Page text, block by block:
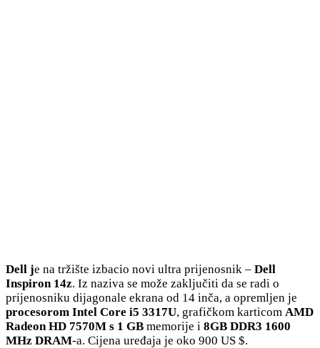
Dell je na tržište izbacio novi ultra prijenosnik – Dell
Inspiron 14z. Iz naziva se može zaključiti da se radi o
prijenosniku dijagonale ekrana od 14 inča, a opremljen je
procesorom Intel Core i5 3317U, grafičkom karticom AMD
Radeon HD 7570M s 1 GB memorije i 8GB DDR3 1600
MHz DRAM-a. Cijena uređaja je oko 900 US $.